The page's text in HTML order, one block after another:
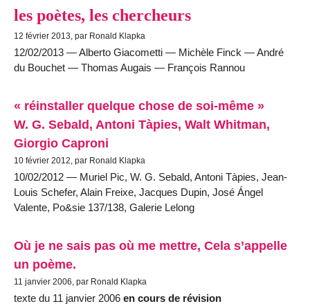
les poètes, les chercheurs
12 février 2013, par Ronald Klapka
12/02/2013 — Alberto Giacometti — Michèle Finck — André
du Bouchet — Thomas Augais — François Rannou
« réinstaller quelque chose de soi-même »
W. G. Sebald, Antoni Tàpies, Walt Whitman,
Giorgio Caproni
10 février 2012, par Ronald Klapka
10/02/2012 — Muriel Pic, W. G. Sebald, Antoni Tàpies, Jean-
Louis Schefer, Alain Freixe, Jacques Dupin, José Ángel
Valente, Po&sie 137/138, Galerie Lelong
Où je ne sais pas où me mettre, Cela s’appelle
un poème.
11 janvier 2006, par Ronald Klapka
texte du 11 janvier 2006 en cours de révision